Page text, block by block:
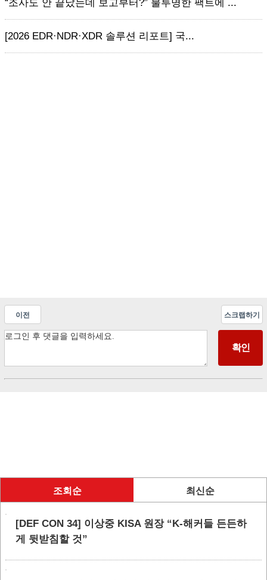
“조사도 안 끝났는데 보고부터?” 불투명한 팩트에 ...
[2026 EDR·NDR·XDR 솔루션 리포트] 국...
이전 스크랩하기
조회순 최신순
[DEF CON 34] 이상중 KISA 원장 “K-해커들 든든하
게 뒷받침할 것”